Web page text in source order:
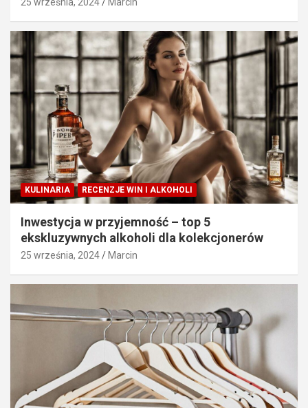
KULINARIA RECENZJE WIN I ALKOHOLI
Inwestycja w przyjemność – top 5
ekskluzywnych alkoholi dla kolekcjonerów
25 września, 2024 Marcin